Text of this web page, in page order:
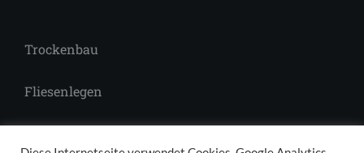
Trockenbau
Fliesenlegen